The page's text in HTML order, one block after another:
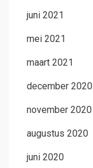
juni 2021
mei 2021
maart 2021
december 2020
november 2020
augustus 2020
juni 2020